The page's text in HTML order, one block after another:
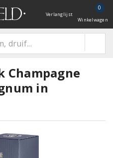
Verlanglijst
0
Winkelwagen
Champagne
in